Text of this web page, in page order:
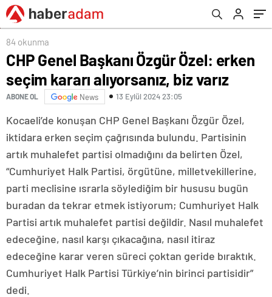
84 okunma
CHP Genel Başkanı Özgür Özel: erken
seçim kararı alıyorsanız, biz varız
ABONE OL News 13 Eylül 2024 23:05
Kocaeli’de konuşan CHP Genel Başkanı Özgür Özel,
iktidara erken seçim çağrısında bulundu. Partisinin
artık muhalefet partisi olmadığını da belirten Özel,
“Cumhuriyet Halk Partisi, örgütüne, milletvekillerine,
parti meclisine ısrarla söylediğim bir hususu bugün
buradan da tekrar etmek istiyorum; Cumhuriyet Halk
Partisi artık muhalefet partisi değildir. Nasıl muhalefet
edeceğine, nasıl karşı çıkacağına, nasıl itiraz
edeceğine karar veren süreci çoktan geride bıraktık.
Cumhuriyet Halk Partisi Türkiye’nin birinci partisidir”
dedi.
ifadesi!